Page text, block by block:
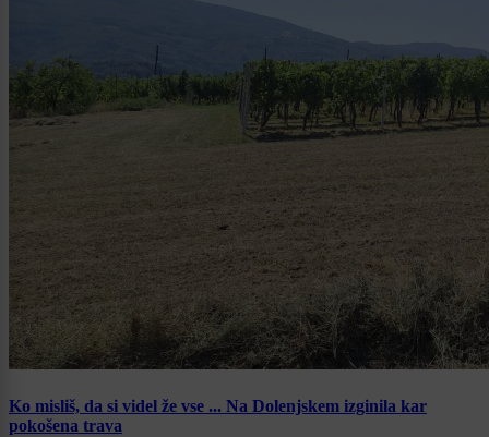
Ko misliš, da si videl že vse ... Na Dolenjskem izginila kar
pokošena trava